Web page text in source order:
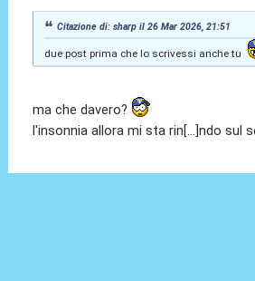
Citazione di: sharp il 26 Mar 2026, 21:51
due post prima che lo scrivessi anche tu
ma che davero?
l'insonnia allora mi sta rin[...]ndo sul